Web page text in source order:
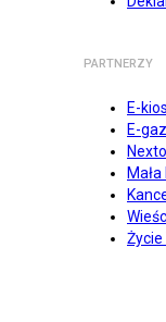
PARTNERZY
E-
E-